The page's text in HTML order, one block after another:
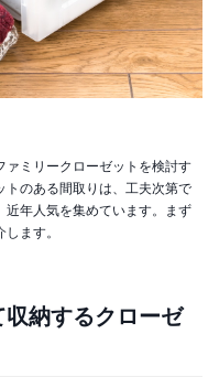
ァミリークローゼットを検討す
トのある間取りは、工夫次第で
近年人気を集めています。まず
ます。
納するクローゼ